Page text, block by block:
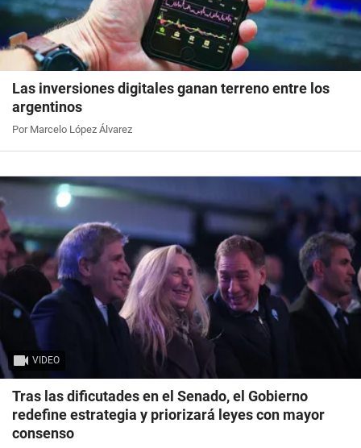
Las inversiones digitales ganan terreno entre los
argentinos
Por Marcelo López Álvarez
VIDEO
Tras las dificutades en el Senado, el Gobierno
redefine estrategia y priorizará leyes con mayor
consenso